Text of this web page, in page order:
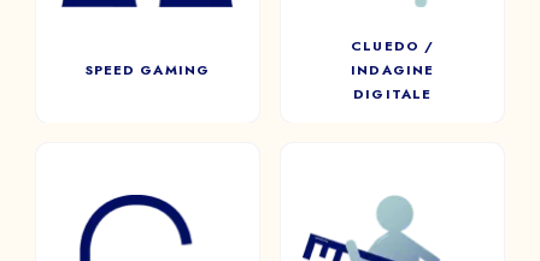
SPEED GAMING
CLUEDO /
INDAGINE
DIGITALE
ESCAPE ROOM
DIGITALE
ESCAPE ROOM